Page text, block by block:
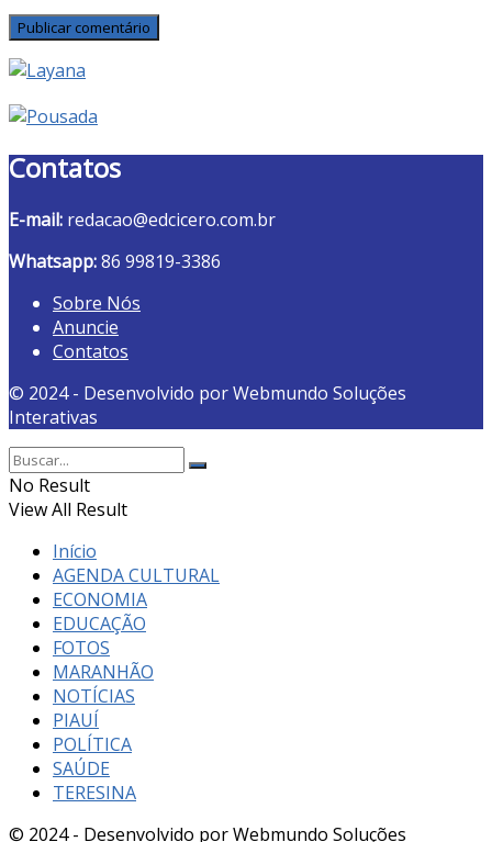
Contatos
E-mail: redacao@edcicero.com.br
Whatsapp:86 99819-3386
Sobre Nós
Anuncie
Contatos
© 2024 - Desenvolvido por Webmundo Soluções
Interativas
No Result
View All Result
Início
AGENDA CULTURAL
ECONOMIA
EDUCAÇÃO
FOTOS
MARANHÃO
NOTÍCIAS
PIAUÍ
POLÍTICA
SAÚDE
TERESINA
© 2024 - Desenvolvido por Webmundo Soluções